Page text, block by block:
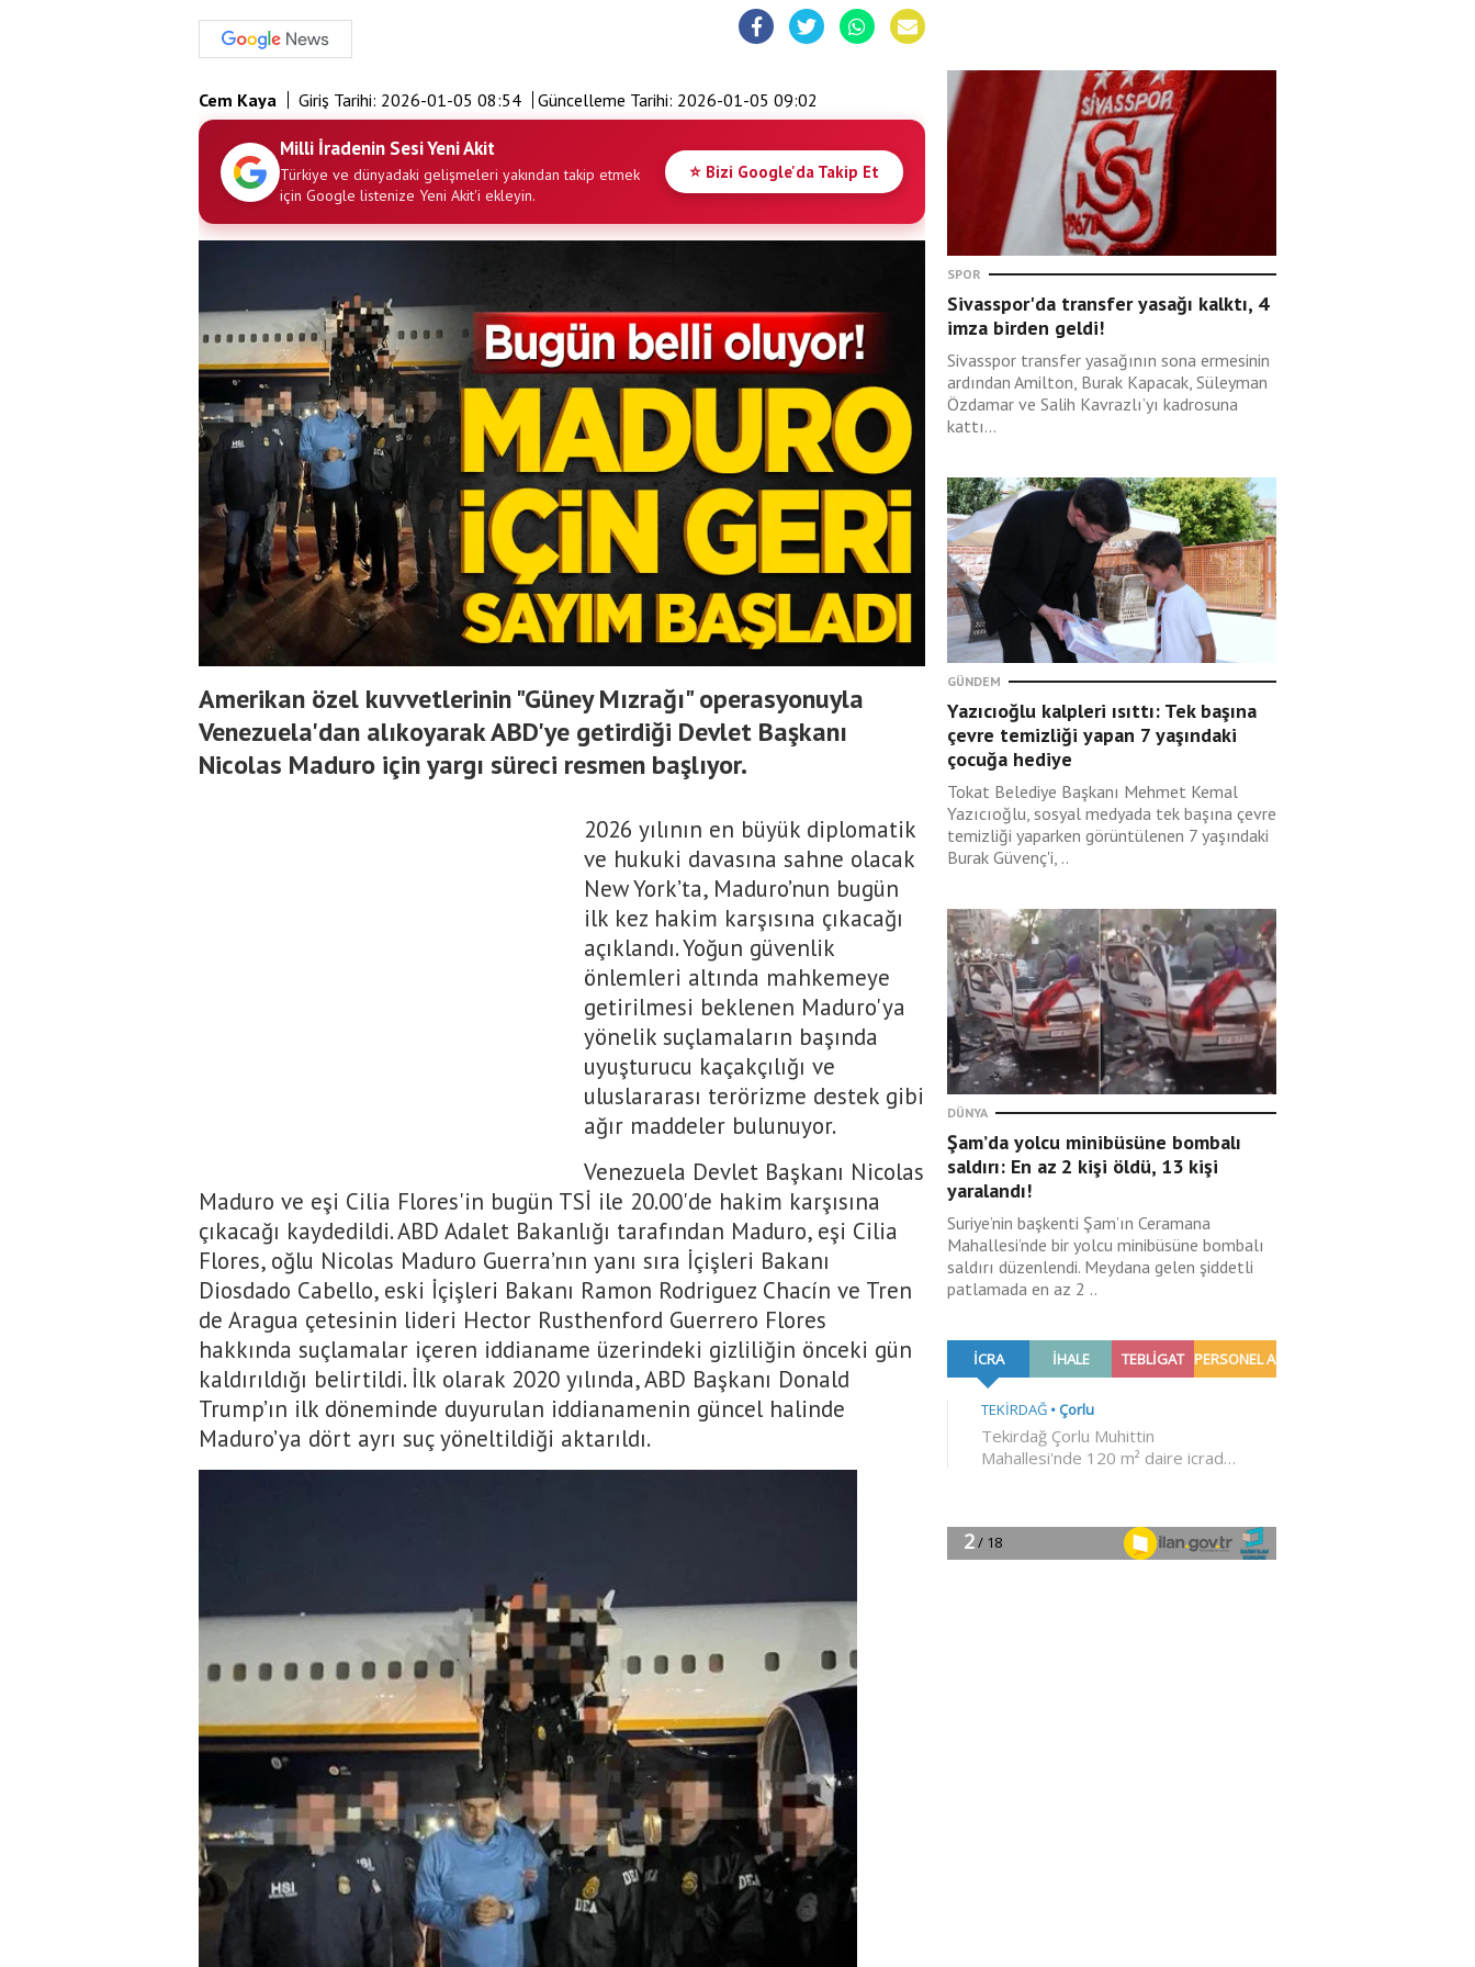
Cem Kaya Giriş Tarihi: 2026-01-05 08:54 Güncelleme Tarihi: 2026-01-05 09:02
Milli İradenin Sesi Yeni Akit
Türkiye ve dünyadaki gelişmeleri yakından takip etmek
için Google listenize Yeni Akit'i ekleyin.
⭐ Bizi Google'da Takip Et
Amerikan özel kuvvetlerinin "Güney Mızrağı" operasyonuyla
Venezuela'dan alıkoyarak ABD'ye getirdiği Devlet Başkanı
Nicolas Maduro için yargı süreci resmen başlıyor.
2026 yılının en büyük diplomatik
ve hukuki davasına sahne olacak
New York’ta, Maduro’nun bugün
ilk kez hakim karşısına çıkacağı
açıklandı. Yoğun güvenlik
önlemleri altında mahkemeye
getirilmesi beklenen Maduro'ya
yönelik suçlamaların başında
uyuşturucu kaçakçılığı ve
uluslararası terörizme destek gibi
ağır maddeler bulunuyor.
Venezuela Devlet Başkanı Nicolas
Maduro ve eşi Cilia Flores'in bugün TSİ ile 20.00'de hakim karşısına
çıkacağı kaydedildi. ABD Adalet Bakanlığı tarafından Maduro, eşi Cilia
Flores, oğlu Nicolas Maduro Guerra’nın yanı sıra İçişleri Bakanı
Diosdado Cabello, eski İçişleri Bakanı Ramon Rodriguez Chacín ve Tren
de Aragua çetesinin lideri Hector Rusthenford Guerrero Flores
hakkında suçlamalar içeren iddianame üzerindeki gizliliğin önceki gün
kaldırıldığı belirtildi. İlk olarak 2020 yılında, ABD Başkanı Donald
Trump’ın ilk döneminde duyurulan iddianamenin güncel halinde
Maduro’ya dört ayrı suç yöneltildiği aktarıldı.
SPOR
Sivasspor'da transfer yasağı kalktı, 4
imza birden geldi!
Sivasspor transfer yasağının sona ermesinin
ardından Amilton, Burak Kapacak, Süleyman
Özdamar ve Salih Kavrazlı’yı kadrosuna
kattı...
GÜNDEM
Yazıcıoğlu kalpleri ısıttı: Tek başına
çevre temizliği yapan 7 yaşındaki
çocuğa hediye
Tokat Belediye Başkanı Mehmet Kemal
Yazıcıoğlu, sosyal medyada tek başına çevre
temizliği yaparken görüntülenen 7 yaşındaki
Burak Güvenç'i, ..
DÜNYA
Şam’da yolcu minibüsüne bombalı
saldırı: En az 2 kişi öldü, 13 kişi
yaralandı!
Suriye’nin başkenti Şam’ın Ceramana
Mahallesi’nde bir yolcu minibüsüne bombalı
saldırı düzenlendi. Meydana gelen şiddetli
patlamada en az 2 ..